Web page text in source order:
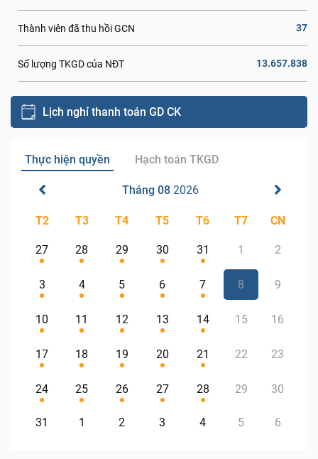
Thành viên đã thu hồi GCN 37
Số lượng TKGD của NĐT 13.657.838
Lịch nghỉ thanh toán GD CK
Thực hiện quyền Hạch toán TKGD
Tháng 08 2026
T2 T3 T4 T5 T6 T7 CN
27 28 29 30 31 1 2
3 4 5 6 7 8 9
10 11 12 13 14 15 16
17 18 19 20 21 22 23
24 25 26 27 28 29 30
31 1 2 3 4 5 6